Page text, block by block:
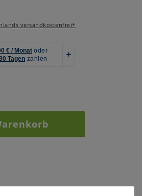
versandkostenfrei*